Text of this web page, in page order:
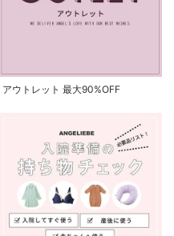
アウトレット 最大90%OFF